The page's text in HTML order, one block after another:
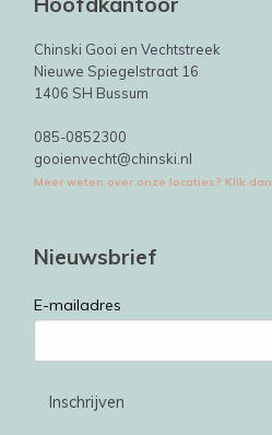
Chinski Gooi en Vechtstreek
Nieuwe Spiegelstraat 16
1406 SH Bussum
085-0852300
gooienvecht@chinski.nl
Meer weten over onze locaties? Klik
Nieuwsbrief
E-mailadres